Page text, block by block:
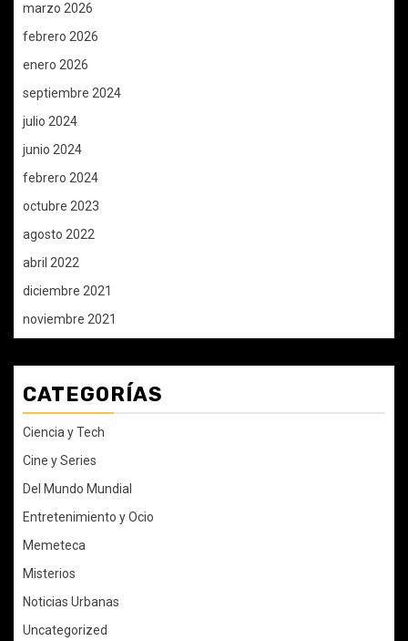
marzo 2026
febrero 2026
enero 2026
septiembre 2024
julio 2024
junio 2024
febrero 2024
octubre 2023
agosto 2022
abril 2022
diciembre 2021
noviembre 2021
CATEGORÍAS
Ciencia y Tech
Cine y Series
Del Mundo Mundial
Entretenimiento y Ocio
Memeteca
Misterios
Noticias Urbanas
Uncategorized